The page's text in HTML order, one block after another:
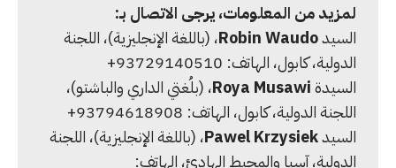
لمزيد من المعلومات، يرجى الاتصال بـ:
السيدRobin Waudo، (باللغة الإنجليزية)، اللجنة
الدولية، كابول، الهاتف: 93729140510+
السيدةRoya Musawi، (بلُغتي الداري والباشتو)،
اللجنة الدولية، كابول، الهاتف: 93794618908+
السيدPawel Krzysiek، (باللغة الإنجليزية)، اللجنة
الدولية، آسيا والمحيط الهادئ، الهاتف: